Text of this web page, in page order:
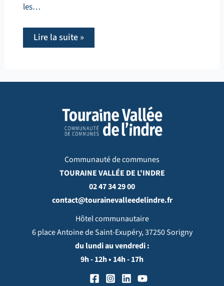
les…
Lire la suite »
Communauté de communes
TOURAINE VALLÉE DE L'INDRE
02 47 34 29 00
contact@tourainevalleedelindre.fr
Hôtel communautaire
6 place Antoine de Saint-Exupéry, 37250 Sorigny
du lundi au vendredi :
9h - 12h • 14h - 17h